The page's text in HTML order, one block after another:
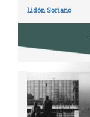
Lidón Soriano